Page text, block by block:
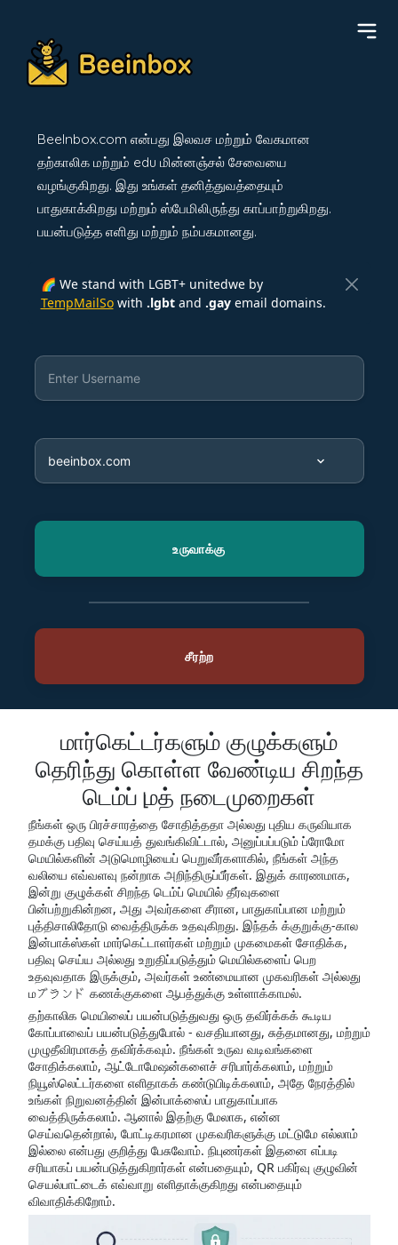
BeeInbox.com என்பது இலவச மற்றும் வேகமான
தற்காலிக மற்றும் edu மின்னஞ்சல் சேவையை
வழங்குகிறது. இது உங்கள் தனித்துவத்தையும்
பாதுகாக்கிறது மற்றும் ஸ்பேமிலிருந்து காப்பாற்றுகிறது.
பயன்படுத்த எளிது மற்றும் நம்பகமானது.
🌈 We stand with LGBT+ unitedwe by
TempMailSowith .lgbtand .gayemail domains.
மார்கெட்டர்களும் குழுக்களும்
தெரிந்து கொள்ள வேண்டிய சிறந்த
டெம்ப் மုத் நடைமுறைகள்
நீங்கள் ஒரு பிரச்சாரத்தை சோதித்ததா அல்லது புதிய கருவியாக
தமக்கு பதிவு செய்யத் துவங்கிவிட்டால், அனுப்பப்படும் ப்ரோமோ
மெயில்களின் அடுமொழியைப் பெறுவீர்களாகில், நீங்கள் அந்த
வலியை எவ்வளவு நன்றாக அறிந்திருப்பீர்கள். இதுக் காரணமாக,
இன்று குழுக்கள் சிறந்த டெம்ப் மெயில் தீர்வுகளை
பின்பற்றுகின்றன, அது அவர்களை சீரான, பாதுகாப்பான மற்றும்
புத்திசாலிதோடு வைத்திருக்க உதவுகிறது. இந்தக் க்குறுக்கு-கால
இன்பாக்ஸ்கள் மார்கெட்டாளர்கள் மற்றும் முகமைகள் சோதிக்க,
பதிவு செய்ய அல்லது உறுதிப்படுத்தும் மெயில்களைப் பெற
உதவுவதாக இருக்கும், அவர்கள் உண்மையான முகவரிகள் அல்லது
மブランド கணக்குகளை ஆபத்துக்கு உள்ளாக்காமல்.
தற்காலிக மெயிலைப் பயன்படுத்துவது ஒரு தவிர்க்கக் கூடிய
கோப்பாவைப் பயன்படுத்துபோல் - வசதியானது, சுத்தமானது, மற்றும்
முழுதீவிரமாகத் தவிர்க்கவும். நீங்கள் உருவ வடிவங்களை
சோதிக்கலாம், ஆட்டோமேஷன்களைச் சரிபார்க்கலாம், மற்றும்
நியூஸ்லெட்டர்களை எளிதாகக் கண்டுபிடிக்கலாம், அதே நேரத்தில்
உங்கள் நிறுவனத்தின் இன்பாக்ஸைப் பாதுகாப்பாக
வைத்திருக்கலாம். ஆனால் இதற்கு மேலாக, என்ன
செய்வதென்றால், போட்டிகரமான முகவரிகளுக்கு மட்டுமே எல்லாம்
இல்லை என்பது குறித்து பேசுவோம். நிபுணர்கள் இதனை எப்படி
சரியாகப் பயன்படுத்துகிறார்கள் என்பதையும், QR பகிர்வு குழுவின்
செயல்பாட்டைக் எவ்வாறு எளிதாக்குகிறது என்பதையும்
விவாதிக்கிறோம்.